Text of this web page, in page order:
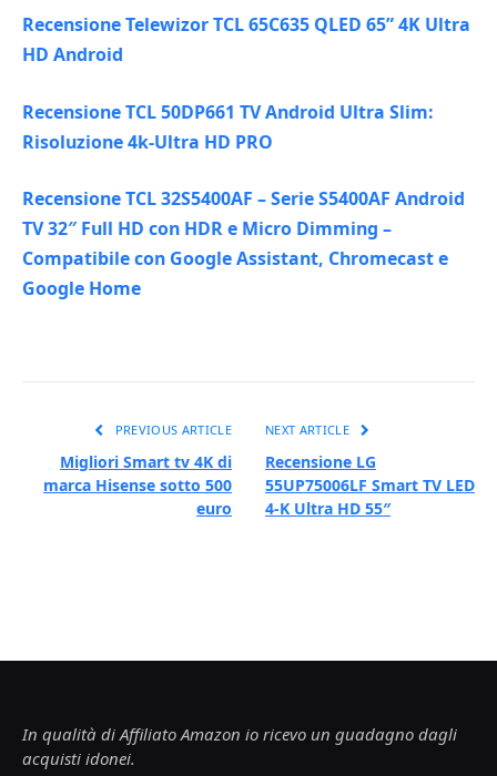
Recensione Telewizor TCL 65C635 QLED 65” 4K Ultra
HD Android
Recensione TCL 50DP661 TV Android Ultra Slim:
Risoluzione 4k-Ultra HD PRO
Recensione TCL 32S5400AF – Serie S5400AF Android
TV 32″ Full HD con HDR e Micro Dimming –
Compatibile con Google Assistant, Chromecast e
Google Home
PREVIOUS ARTICLE
Migliori Smart tv 4K di
marca Hisense sotto 500
euro
NEXT ARTICLE
Recensione LG
55UP75006LF Smart TV LED
4-K Ultra HD 55″
In qualità di Affiliato Amazon io ricevo un guadagno dagli
acquisti idonei.